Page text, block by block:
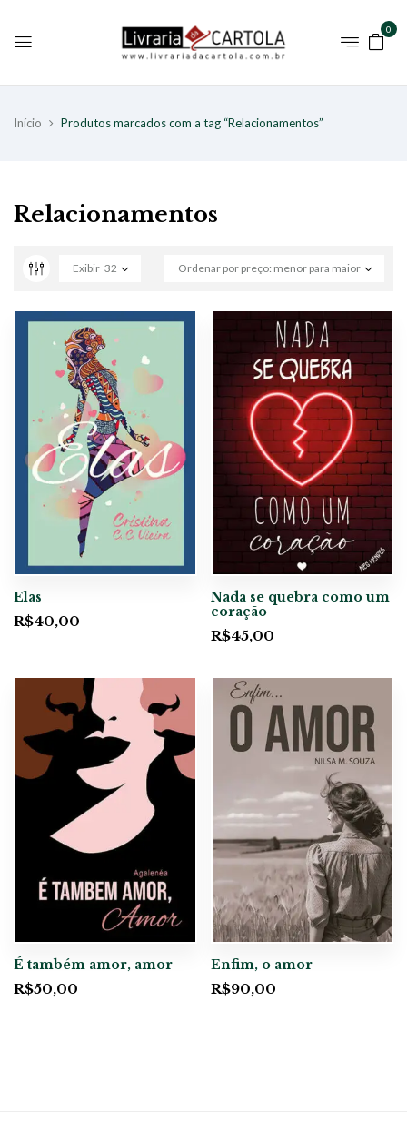
0
Início Produtos marcados com a tag “Relacionamentos”
Relacionamentos
Ordenar por preço: menor para maior
Exibir 32
Elas
R$40,00
Nada se quebra como um
coração
R$45,00
É também amor, amor
R$50,00
Enfim, o amor
R$90,00